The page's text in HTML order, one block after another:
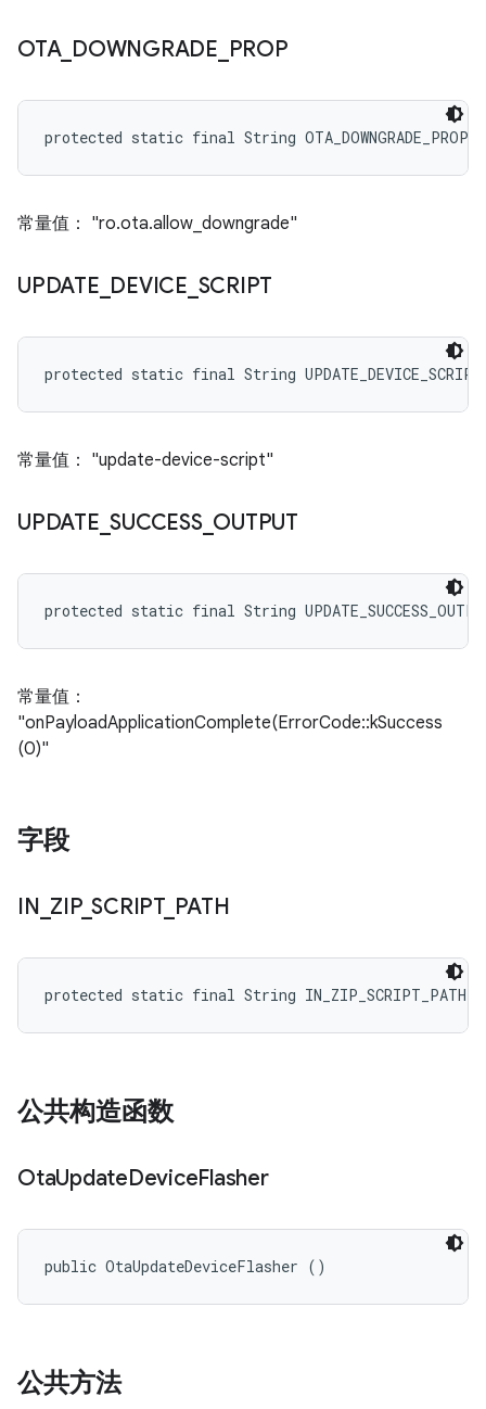
OTA_ DOWNGRADE PROP
protected static final String OTA_DOWNGRADE_PROP
常量值： "ro.ota.allow_downgrade"
UPDATE DEVICE SCRIPT
protected static final String UPDATE_DEVICE_SCRIPT
常量值： "update-device-script"
UPDATE _SUCCESS_ OUTPUT
protected static final String
常量值：
"onPayloadApplicationComplete(ErrorCode::kSuccess
(0)"
字段
IN ZIP_SCRIPT_ PATH
protected static final String IN_ZIP_SCRIPT_PATH
公共构造函数
OtaUpdateDeviceFlasher
public OtaUpdateDeviceFlasher ()
公共方法